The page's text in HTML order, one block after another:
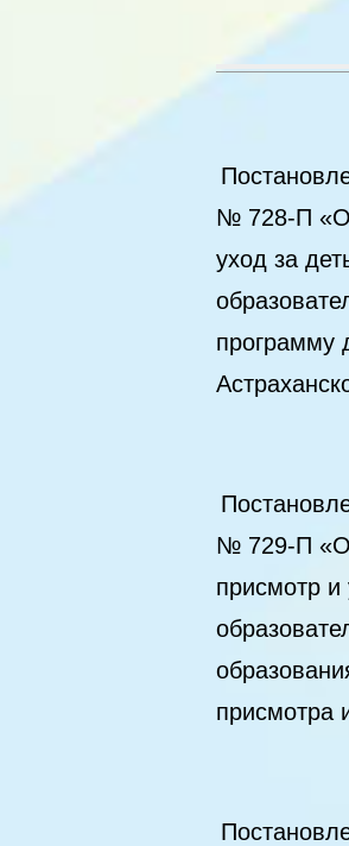
Пост
№ 728-П «О
уход за
программу
№ 729-П «О
присмотр и
присмотра